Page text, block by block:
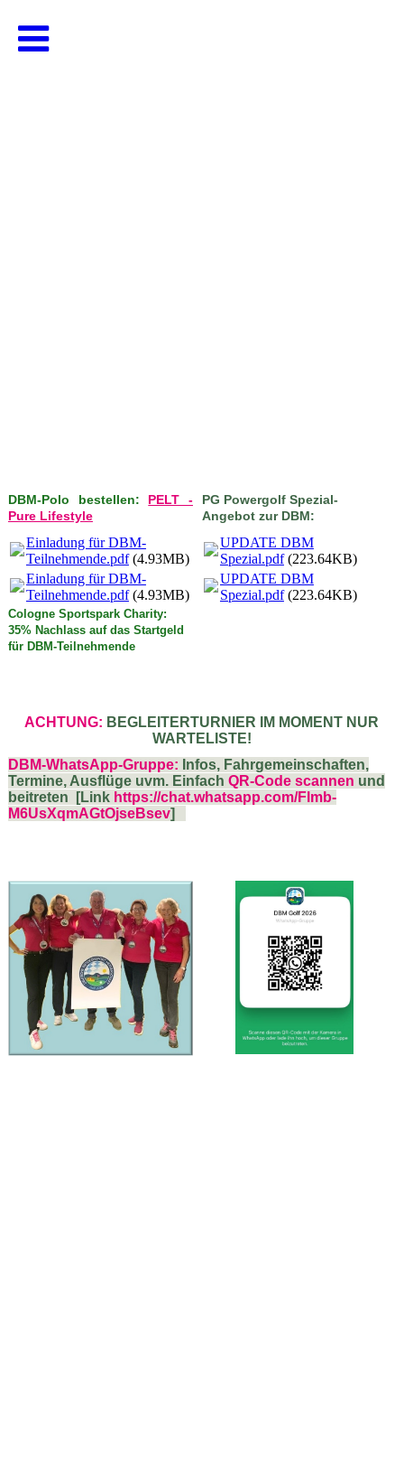
DBM-Polo bestellen:
PELT -
Pure Lifestyle
PG Powergolf Spezial-
Angebot zur DBM:
Einladung für DBM-
Teilnehmende.pdf(4.93MB)
Einladung für DBM-
Teilnehmende.pdf(4.93MB)
Cologne Sportspark Charity:
35% Nachlass auf das Startgeld
für DBM-Teilnehmende
UPDATE DBM
Spezial.pdf(223.64KB)
UPDATE DBM
Spezial.pdf(223.64KB)
ACHTUNG: BEGLEITERTURNIER IM MOMENT NUR
WARTELISTE!
DBM-WhatsApp-Gruppe: Infos, Fahrgemeinschaften,
Termine, Ausflüge uvm. Einfach QR-Code scannen und
beitreten [Link https://chat.whatsapp.com/Flmb-
M6UsXqmAGtOjseBsev]